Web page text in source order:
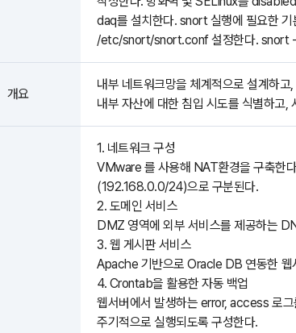
daq를 설치한다. snort 실행에 필요한
/etc/snort/snort.conf 설정한다. snort
개요
내부 네트워크망을 체계적으로 설계하
내부 자산에 대한 침입 시도를 식별하고,
1. 네트워크 구성
VMware 를 사용해 NAT환경을 구축한
(192.168.0.0/24)으로 구분된다.
2. 도메인 서비스
DMZ 영역에 외부 서비스를 제공하는
3. 웹 게시판 서비스
Apache 기반으로 Oracle DB 연동한 웹
4. Crontab을 활용한 자동 백업
웹서버에서 발생하는 error, access 로
주기적으로 실행되도록 구성한다.